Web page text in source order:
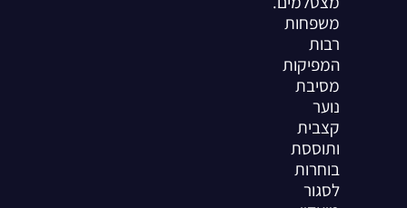
משפחות
רבות
המפיקות
מסיבת
נוער
קצבית
ותוססת
בוחרות
לסגור